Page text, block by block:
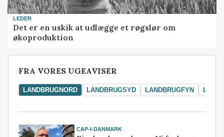
LEDER
Det er en uskik at udlægge et røgslør om
økoproduktion
FRA VORES UGEAVISER
LANDBRUGNORD LANDBRUGSYD LANDBRUGFYN
CAP-I-DANMARK